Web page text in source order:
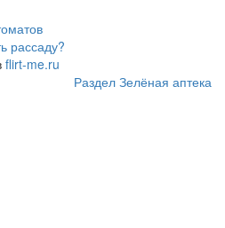
рассаду?
flirt-me.ru
Раздел Зелёная аптека